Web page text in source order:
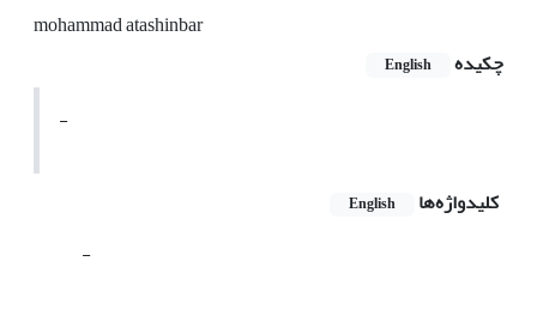
mohammad atashinbar
چکیده
English
-
کلیدواژه‌ها English
-